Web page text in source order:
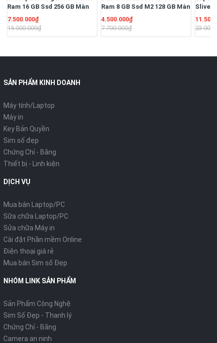
Ram 16 GB Ssd 256 GB Màn
13.3" Full HD Ngoại hình đẹp
Pin 3-4h
7.500.000₫
15.000.000₫
Ram 8 GB Ssd M2 128 GB Màn
hình 13”3 Full HD Pin 3-4h
4.500.000₫
7.700.000₫
Sliver/
13.3"
51W/
SẢN PHẨM KINH DOANH
Máy tính/Laptop
Máy in
Key Bản Quyền
Sim số đẹp
Chứng Chỉ - Bằng
Thiết bị - Linh kiện
DỊCH VỤ
Mua bán Laptop/PC
Sữa chữa Laptop/PC
Sửa chữa Máy in
Cài đặt Phần mềm Online
Điện thoại giá rẻ
Mua bán Sim số Đẹp
NHÓM LINK SẢN PHẨM
Sản Phẩm Công Nghệ
Sim Số Đẹp - Thanh lý
Chứng Chỉ - Bằng
Camera an ninh